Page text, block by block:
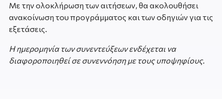
Με την ολοκλήρωση των αιτήσεων, θα ακολουθήσει
ανακοίνωση του προγράμματος και των οδηγιών για τις
εξετάσεις.
Η ημερομηνία των συνεντεύξεων ενδέχεται να
διαφοροποιηθεί σε συνεννόηση με τους υποψηφίους.